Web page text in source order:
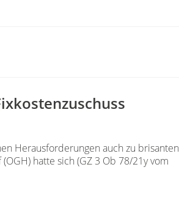
Herausforderungen auch zu brisanten
hatte sich (GZ 3 Ob 78/21y vom